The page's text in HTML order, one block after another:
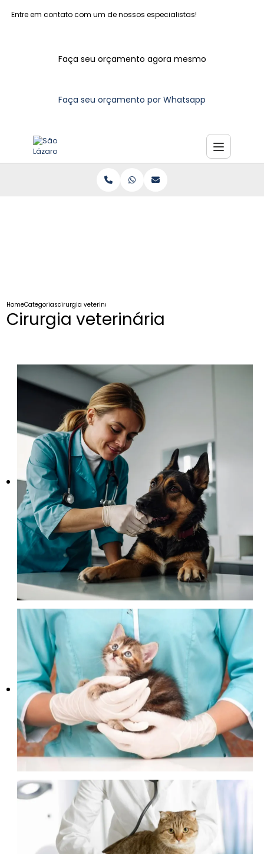
Entre em contato com um de nossos especialistas!
Faça seu orçamento agora mesmo
Faça seu orçamento por Whatsapp
HomeCategoriascirurgia veterinaria
Cirurgia veterinária